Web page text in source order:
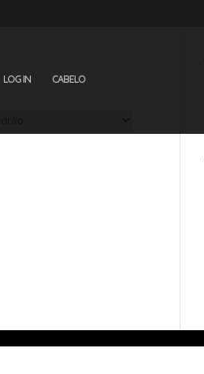
LOG IN CABELO